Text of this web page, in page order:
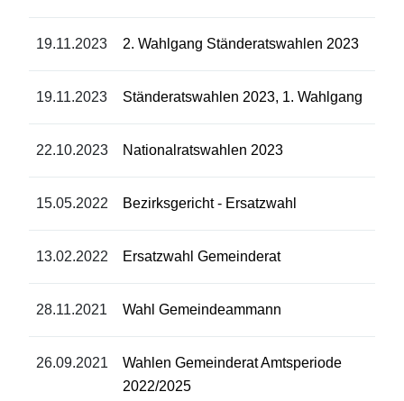
19.11.2023 2. Wahlgang Ständeratswahlen 2023
19.11.2023 Ständeratswahlen 2023, 1. Wahlgang
22.10.2023 Nationalratswahlen 2023
15.05.2022 Bezirksgericht - Ersatzwahl
13.02.2022 Ersatzwahl Gemeinderat
28.11.2021 Wahl Gemeindeammann
26.09.2021
Wahlen Gemeinderat Amtsperiode
2022/2025